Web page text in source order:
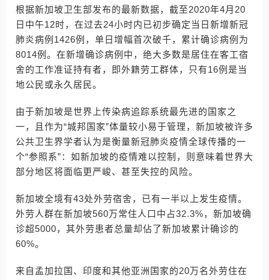
根据新加坡卫生部发布的最新数据，截至2020年4月20
日中午12时，在过去24小时内已初步确定当日新增新冠
肺炎病例1426例，单日增幅首次破千，累计确诊病例为
8014例。在新增确诊病例中，绝大多数是居住在客工宿
舍的工作准证持有者，即外籍劳工群体，只有16例是当
地公民或永久居民。
由于新加坡是世界上传染病追踪系统最先进的国家之
一，且作为“城邦国家”体量较小易于管理，新加坡被许多
公共卫生界学者认为是衡量新冠肺炎疫情全球传播的一
个“参照系”：如新加坡的疫情难以控制，则意味着世界大
部分地区将面临更严峻、甚至失控的风险。
新加坡全境有43处外劳宿舍，已有一半以上发生疫情。
外劳人群在新加坡560万常住人口中占32.3%，新加坡确
诊超5000，其外劳患者总量却佔了新加坡累计确诊的
60%。
来自孟加拉国、印度和其他亚洲国家的20万名外劳住在